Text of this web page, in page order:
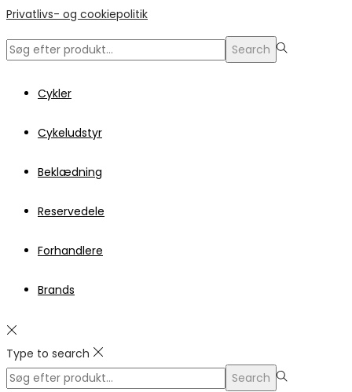
Privatlivs- og cookiepolitik
Search
Search
Cykler
Cykeludstyr
Beklædning
Reservedele
Forhandlere
Brands
Type to search
Search
Search